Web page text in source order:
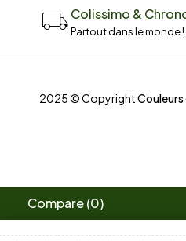
Colissimo &
Partout dans le monde !
2025 © CopyrightCouleurs
Compare(0)